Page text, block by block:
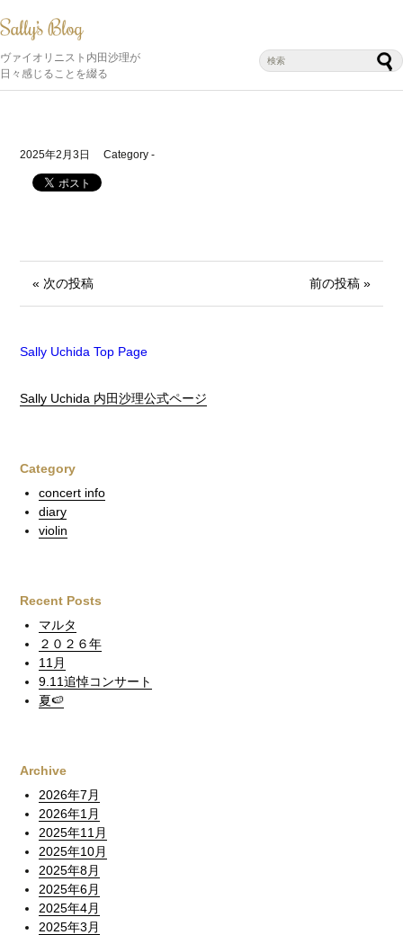
ヴァイオリニスト内田沙理が
日々感じることを綴る
2025年2月3日 Category -
« 次の投稿 前の投稿 »
Sally Uchida Top Page
Sally Uchida 内田沙理公式ページ
Category
concert info
diary
violin
Recent Posts
マルタ
２０２６年
11月
9.11追悼コンサート
夏🍉
Archive
2026年7月
2026年1月
2025年11月
2025年10月
2025年8月
2025年6月
2025年4月
2025年3月